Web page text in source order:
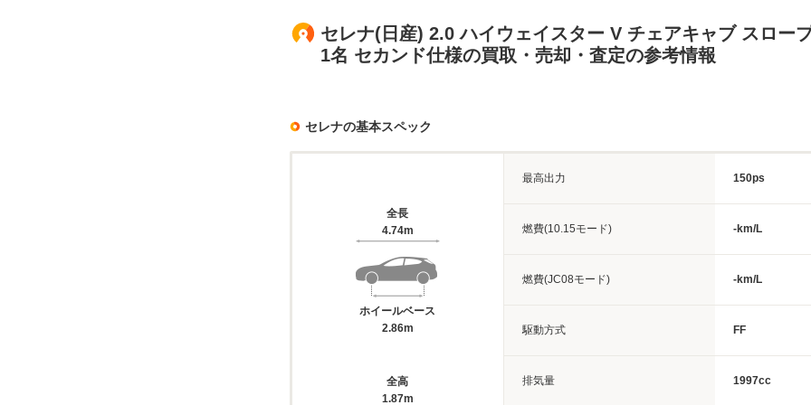
セレナ(日産) 2.0 ハイウェイスター V チェアキャブ スロー
1名 セカンド仕様の買取・売却・査定の参考情報
セレナの基本スペック
全長
4.74m
ホイールベース
2.86m
全高
1.87m
最高出力 150ps
燃費(10.15モード) -km/L
燃費(JC08モード) -km/L
駆動方式 FF
排気量 1997cc